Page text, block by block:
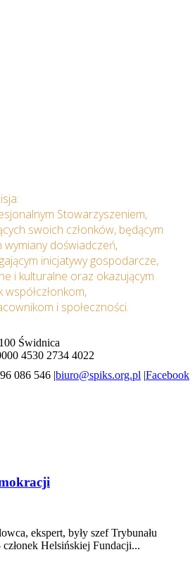
Stowarzyszeniem,
swoich członków, będącym
wymiany doświadczeń,
inicjatywy gospodarcze,
i kulturalne oraz okazującym
współczłonkom,
i społeczności.
Świdnica
4530 2734 4022
086 546 |biuro@spiks.org.pl |Facebook
ekspert, były szef Trybunału
Helsińskiej Fundacji...